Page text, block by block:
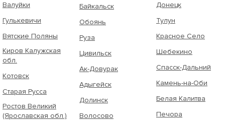
Валуйки
Гулькевичи
Вятские Поляны
Киров Калужская
обл.
Котовск
Старая Русса
Ростов Великий
(Ярославская обл.)
Байкальск
Обоянь
Руза
Цивильск
Ак-Довурак
Адыгейск
Долинск
Волосово
Донецк
Тулун
Красное Село
Шебекино
Спасск-Дальний
Камень-на-Оби
Белая Калитва
Печора